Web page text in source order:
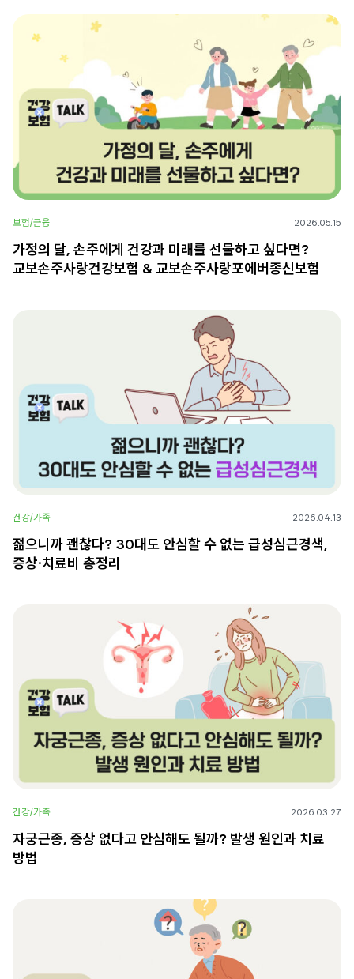
보험/금융 2026.05.15
가정의 달, 손주에게 건강과 미래를 선물하고 싶다면?
교보손주사랑건강보험 & 교보손주사랑포에버종신보험
건강/가족 2026.04.13
젊으니까 괜찮다? 30대도 안심할 수 없는 급성심근경색,
증상·치료비 총정리
건강/가족 2026.03.27
자궁근종, 증상 없다고 안심해도 될까? 발생 원인과 치료
방법